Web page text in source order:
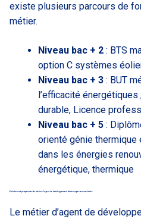
existe plusieurs parcours de
métier.
Niveau bac + 2 : BTS
option C systèmes
Niveau bac + 3 : BUT
l’efficacité
durable, Licence
Niveau bac + 5 :
orienté génie
dans les énergies
énergétique, thermique
Évolutions et perspectives du métier d’agent de développement des énergies renouvelables
Le métier d’agent de